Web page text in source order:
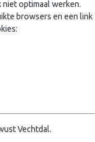
optimaal werken.
browsers en een link
Vechtdal.